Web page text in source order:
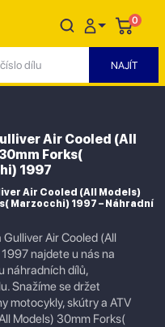
0
Air Cooled (All
Forks(
1997
Air Cooled (All Models)
Marzocchi) 1997 – Náhradní
Air Cooled (All
najdete u nás na
náhradních dílů,
Snažíme se držet
motocykly, skútry a ATV
Models) 30mm Forks(